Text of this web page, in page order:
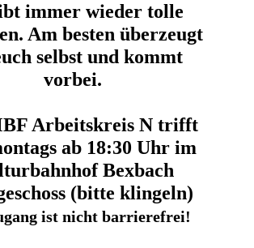
immer wieder tolle
Am besten überzeugt
selbst und kommt
vorbei.
Arbeitskreis N trifft
ab 18:30 Uhr im
Bexbach
(bitte klingeln)
ist nicht barrierefrei!